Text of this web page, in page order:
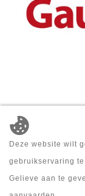
TERUG
Deze website wilt
gebruikservaring
Gelieve aan te